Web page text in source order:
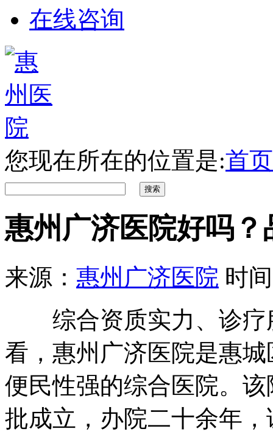
在线咨询
您现在所在的位置是:首页
惠州广济医院好吗
来源： 惠州广济医院 时
综合资质实力、诊疗
看，惠州广济医院是惠
便民性强的综合医院。
批成立，办院二十余年